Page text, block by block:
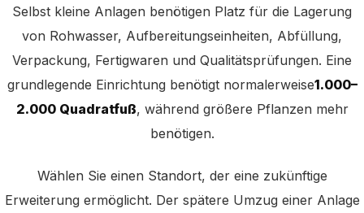
Selbst kleine Anlagen benötigen Platz für die Lagerung
von Rohwasser, Aufbereitungseinheiten, Abfüllung,
Verpackung, Fertigwaren und Qualitätsprüfungen. Eine
grundlegende Einrichtung benötigt normalerweise1.000–
2.000 Quadratfuß, während größere Pflanzen mehr
benötigen.
Wählen Sie einen Standort, der eine zukünftige
Erweiterung ermöglicht. Der spätere Umzug einer Anlage